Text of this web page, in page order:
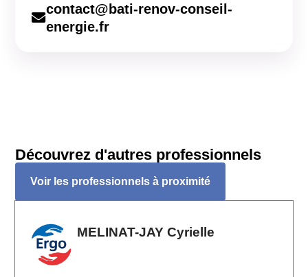
contact@bati-renov-conseil-
energie.fr
Découvrez d'autres professionnels
Voir les professionnels à proximité
MELINAT-JAY Cyrielle